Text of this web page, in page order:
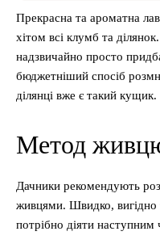
Прекрасна та ароматна
хітом всі клумб та
надзвичайно просто
бюджетніший спосіб
ділянці вже є такий кущик.
Метод
Дачники рекомендують
живцями. Швидко,
потрібно діяти наступним